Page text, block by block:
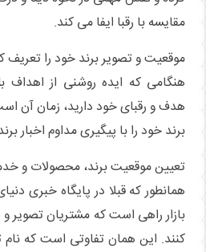
مقایسه با رقبا ایفا می کند.
موقعیت و تصویر برند خود را تعریف
هنگامی که ایده روشنی از اهداف
هدف و رقبای خود دارید، زمان آن
برند خود را با پیگیری مداوم
تعیین موقعیت برند، محصولات و
همانطور که قبلا در پایگاه خبری
بازار راهی است که مشتریان تصویر
کنند. این همان تفاوتی است که